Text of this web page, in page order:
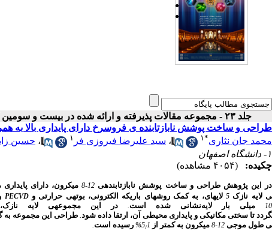
جلد ۲۳ - مجموعه مقالات پذیرفته و ارائه شده در بیست و سومین کنفرانس اپتیک و فوتونیک ایران
طراحی و ساخت پوشش نابازتابنده ی فروسرخ دارای پایداری بالا به
محمد جان نثاری*۱ ، سید علیرضا فیروزی فر ۱ ، حسین
۱- دانشگاه اصفهان
چکیده:
(۴۰۵۴ مشاهده)
در این پژوهش طراحی و ساخت پوشش نابازتابندهی 12-8 میکرون، دارای پایداری
ی لایه نازک 5 لایهای، به کمک روشهای باریکه الکترونی، بوتهی حرارتی و PECVD
10 میلی بار لایهنشانی شده است. در این مجموعهی لایه نازک،
گردد تا سختی مکانیکی و پایداری محیطی آن، ارتقا داده شود طراحی این مجموعه به
ی طول موجی 12-8 میکرون به کمتر از 5/1% رسیده است